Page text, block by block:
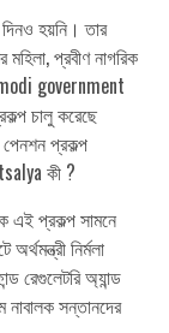
হয়নি। তার
প্রবীণ নাগরিক
modi government
চালু করেছে
প্রকল্প
কী ?
এই প্রকল্প সামনে
নির্মলা
রেগুলেটরি অ্যান্ড
সন্তানদের